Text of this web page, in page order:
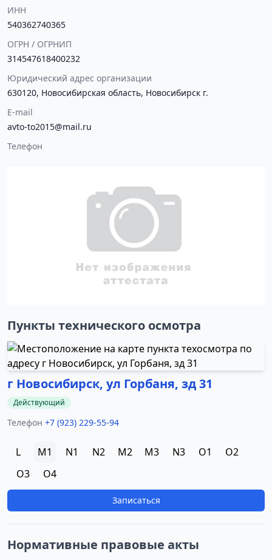
ИНН
540362740365
ОГРН / ОГРНИП
314547618400232
Юридический адрес организации
630120, Новосибирская область, Новосибирск г.
E-mail
avto-to2015@mail.ru
Телефон
Пункты технического осмотра
г Новосибирск, ул Горбаня, зд 31
Действующий
Телефон +7 (923) 229-55-94
L M1 N1 N2 M2 M3 N3 O1
O2
O3
O4
Записаться
Нормативные правовые акты